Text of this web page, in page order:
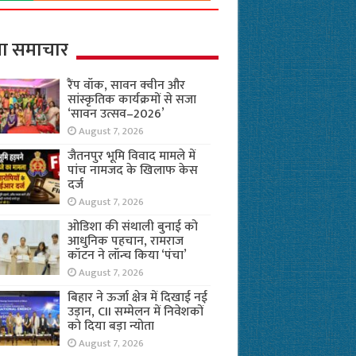
समाचार
रैंप वॉक, सावन क्वीन और
सांस्कृतिक कार्यक्रमों से सजा
‘सावन उत्सव–2026’
August 7, 2026
जैतनपुर भूमि विवाद मामले में
पांच नामजद के खिलाफ केस
दर्ज
August 7, 2026
ओडिशा की संथाली बुनाई को
आधुनिक पहचान, रामराज
कॉटन ने लॉन्च किया ‘पंचा’
August 7, 2026
बिहार ने ऊर्जा क्षेत्र में दिखाई नई
उड़ान, CII सम्मेलन में निवेशकों
को दिया बड़ा न्योता
August 7, 2026